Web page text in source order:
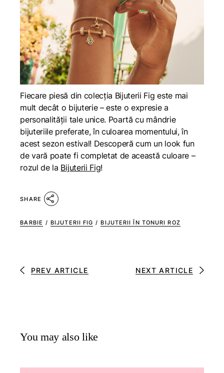
Fiecare piesă din colecția Bijuterii Fig este mai
mult decât o bijuterie – este o expresie a
personalității tale unice. Poartă cu mândrie
bijuteriile preferate, în culoarea momentului, în
acest sezon estival! Descoperă cum un look fun
de vară poate fi completat de această culoare –
rozul de la Bijuterii Fig!
SHARE
BARBIE / BIJUTERII FIG / BIJUTERII ÎN TONURI ROZ
PREV ARTICLE NEXT ARTICLE
You may also like